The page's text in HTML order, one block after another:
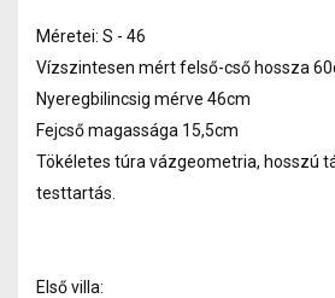
Méretei: S - 46
Vízszintesen mért felső-cső hossza
Nyeregbilincsig mérve 46cm
Fejcső magassága 15,5cm
Tökéletes túra vázgeometria, hosszú
testtartás.
Első villa: